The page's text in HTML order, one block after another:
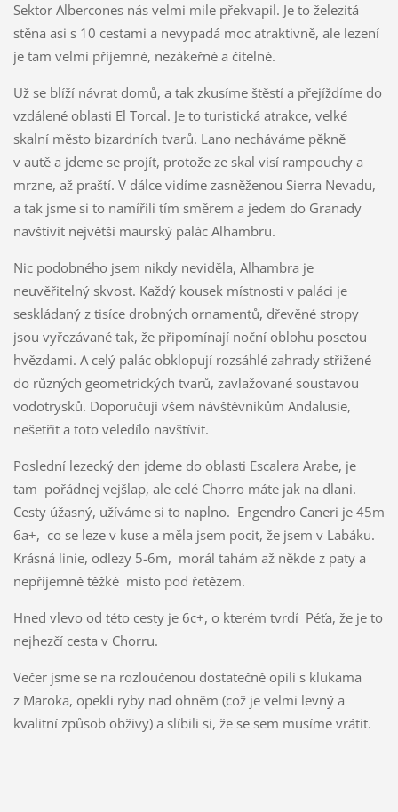
Sektor Albercones nás velmi mile překvapil. Je to železitá
stěna asi s 10 cestami a nevypadá moc atraktivně, ale lezení
je tam velmi příjemné, nezákeřné a čitelné.
Už se blíží návrat domů, a tak zkusíme štěstí a přejíždíme do
vzdálené oblasti El Torcal. Je to turistická atrakce, velké
skalní město bizardních tvarů. Lano necháváme pěkně
v autě a jdeme se projít, protože ze skal visí rampouchy a
mrzne, až praští. V dálce vidíme zasněženou Sierra Nevadu,
a tak jsme si to namířili tím směrem a jedem do Granady
navštívit největší maurský palác Alhambru.
Nic podobného jsem nikdy neviděla, Alhambra je
neuvěřitelný skvost. Každý kousek místnosti v paláci je
seskládaný z tisíce drobných ornamentů, dřevěné stropy
jsou vyřezávané tak, že připomínají noční oblohu posetou
hvězdami. A celý palác obklopují rozsáhlé zahrady střižené
do různých geometrických tvarů, zavlažované soustavou
vodotrysků. Doporučuji všem návštěvníkům Andalusie,
nešetřit a toto veledílo navštívit.
Poslední lezecký den jdeme do oblasti Escalera Arabe, je
tam pořádnej vejšlap, ale celé Chorro máte jak na dlani.
Cesty úžasný, užíváme si to naplno. Engendro Caneri je 45m
6a+, co se leze v kuse a měla jsem pocit, že jsem v Labáku.
Krásná linie, odlezy 5-6m, morál tahám až někde z paty a
nepříjemně těžké místo pod řetězem.
Hned vlevo od této cesty je 6c+, o kterém tvrdí Péťa, že je to
nejhezčí cesta v Chorru.
Večer jsme se na rozloučenou dostatečně opili s klukama
z Maroka, opekli ryby nad ohněm (což je velmi levný a
kvalitní způsob obživy) a slíbili si, že se sem musíme vrátit.